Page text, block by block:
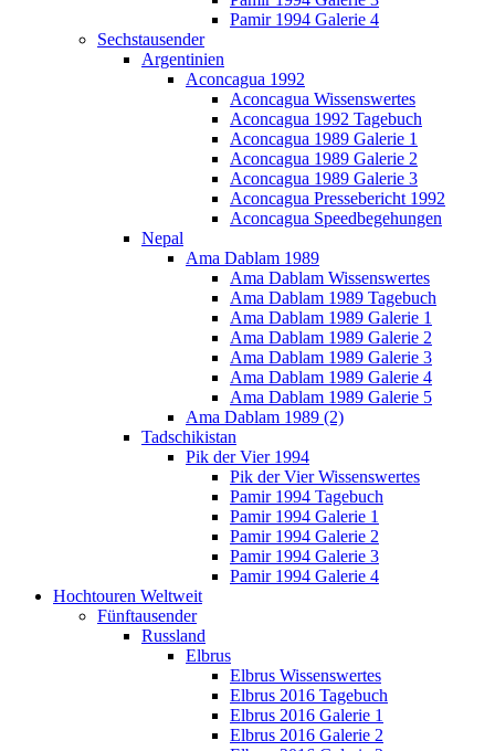
Pamir 1994 Galerie 4
Sechstausender
Argentinien
Aconcagua 1992
Aconcagua Wissenswertes
Aconcagua 1992 Tagebuch
Aconcagua 1989 Galerie 1
Aconcagua 1989 Galerie 2
Aconcagua 1989 Galerie 3
Aconcagua Pressebericht 1992
Aconcagua Speedbegehungen
Nepal
Ama Dablam 1989
Ama Dablam Wissenswertes
Ama Dablam 1989 Tagebuch
Ama Dablam 1989 Galerie 1
Ama Dablam 1989 Galerie 2
Ama Dablam 1989 Galerie 3
Ama Dablam 1989 Galerie 4
Ama Dablam 1989 Galerie 5
Ama Dablam 1989 (2)
Tadschikistan
Pik der Vier 1994
Pik der Vier Wissenswertes
Pamir 1994 Tagebuch
Pamir 1994 Galerie 1
Pamir 1994 Galerie 2
Pamir 1994 Galerie 3
Pamir 1994 Galerie 4
Hochtouren Weltweit
Fünftausender
Russland
Elbrus
Elbrus Wissenswertes
Elbrus 2016 Tagebuch
Elbrus 2016 Galerie 1
Elbrus 2016 Galerie 2